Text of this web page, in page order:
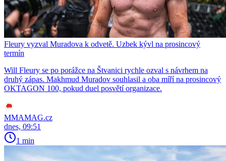
Fleury vyzval Muradova k odvetě. Uzbek kývl na prosincový
termín
Will Fleury se po porážce na Štvanici rychle ozval s návrhem na
druhý zápas. Makhmud Muradov souhlasil a oba míří na prosincový
OKTAGON 100, pokud duel posvětí organizace.
MMAMAG.cz
dnes, 09:51
1 min